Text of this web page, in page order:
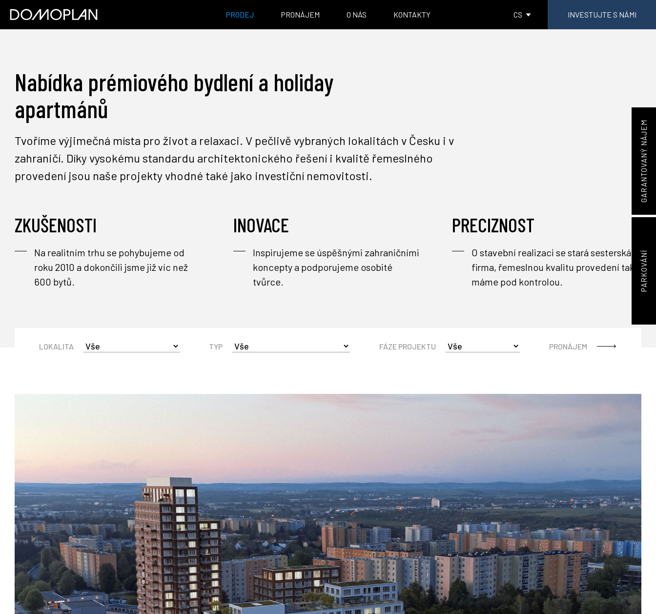
PRODEJ PRONÁJEM O NÁS KONTAKTY CS INVESTUJTE S NÁMI
GARANTOVANÝ NÁJEM
PARKOVÁNÍ
Nabídka prémiového bydlení a holiday
apartmánů
Tvoříme výjimečná místa pro život a relaxaci. V pečlivě vybraných lokalitách v Česku i v
zahraničí. Díky vysokému standardu architektonického řešení i kvalitě řemeslného
provedení jsou naše projekty vhodné také jako investiční nemovitosti.
ZKUŠENOSTI
Na realitním trhu se pohybujeme od
roku 2010 a dokončili jsme již víc než
600 bytů.
INOVACE
Inspirujeme se úspěšnými zahraničními
koncepty a podporujeme osobité
tvůrce.
PRECIZNOST
O stavební realizaci se stará sesterská
firma, řemeslnou kvalitu provedení tak
máme pod kontrolou.
LOKALITA TYP FÁZE PROJEKTU PRONÁJEM